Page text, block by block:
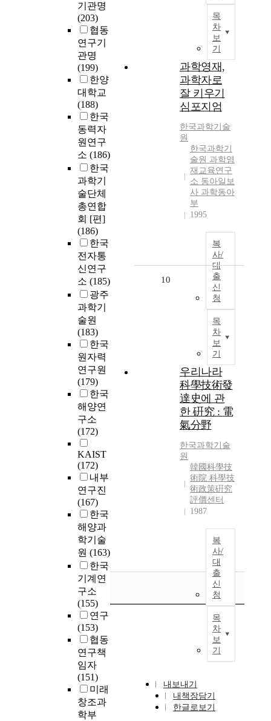
기관명
(203)
협동
연구기
관명
(199)
한양
대학교
(188)
한국
동력자
원연구
소 (186)
한국
과학기
술단체
총연합
회 [편]
(186)
한국
전자통
신연구
소 (185)
광주
과학기
술원
(183)
한국
원자력
연구원
(179)
한국
해양연
구소
(172)
KAIST
(172)
내부
연구진
(167)
한국
해양과
학기술
원 (163)
한국
기계연
구소
(155)
연구
(153)
협동
연구책
임자
(151)
미래
창조과
학부
목
차
보
기
과학영재,
과학자로
잘 키우기
심포지엄
한국과학기술
원
한국과학기
술원 과학영
재교육연구
소 동아일보
사 과학동아
부
1995
복
사/
대
출
신
청
목
차
보
기
10
우리나라
科學技術發
達史에 관
한 硏究 : 電
氣分野
한국과학기술
원
韓國科學技
術院 科學技
術政策硏究
評價센터
1987
복
사/
대
출
신
청
목
차
보
기
내보내기
내책장담기
한글로보기